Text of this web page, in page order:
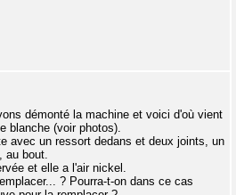
démonté la machine et voici d'où vient
blanche (voir photos).
avec un ressort dedans et deux joints, un
au bout.
et elle a l'air nickel.
? Pourra-t-on dans ce cas